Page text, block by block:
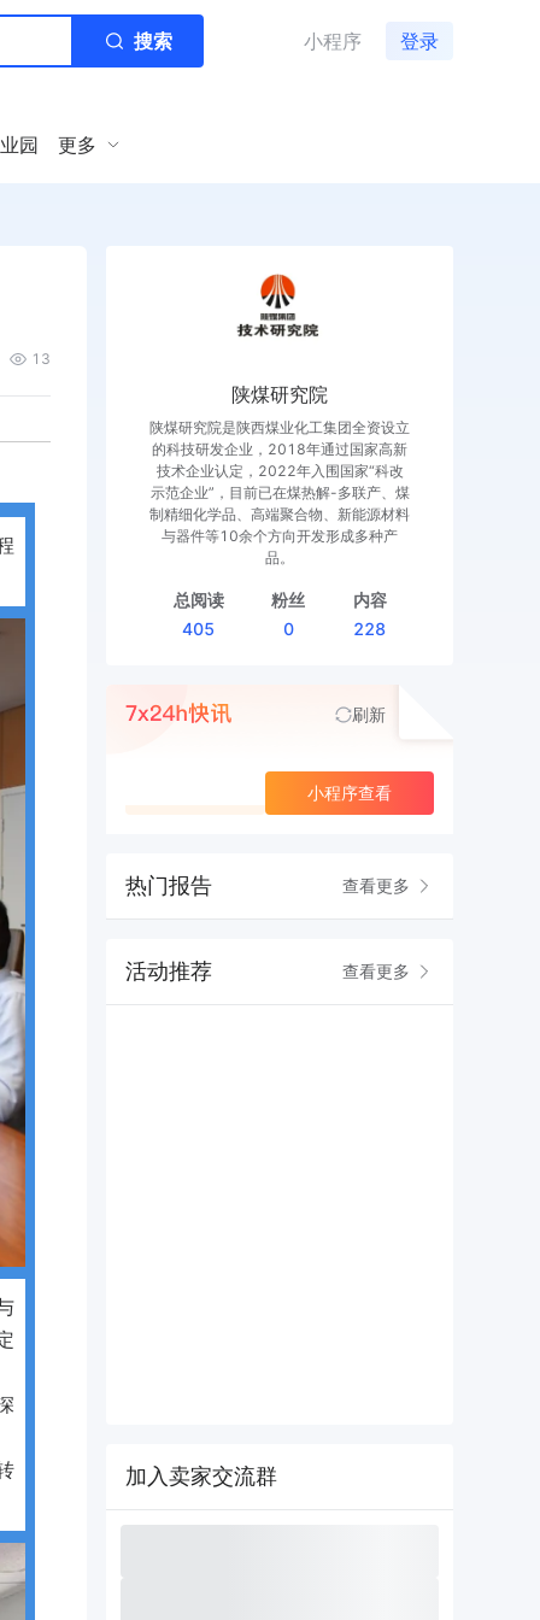
搜索 小程序 登录
园 更多
13
陕煤研究院
陕煤研究院是陕西煤业化工集团全资设立
的科技研发企业，2018年通过国家高新
技术企业认定，2022年入围国家“科改
示范企业”，目前已在煤热解-多联产、煤
制精细化学品、高端聚合物、新能源材料
与器件等10余个方向开发形成多种产
品。
总阅读
405
粉丝
0
内容
228
刷新
小程序查看
热门报告 查看更多
活动推荐 查看更多
加入卖家交流群